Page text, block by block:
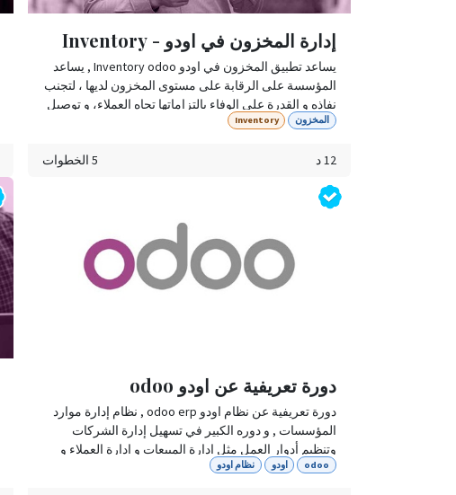
إدارة المخزون في اودو - Inventory
يساعد تطبيق المخزون في اودو Inventory odoo , يساعد
المؤسسة على الرقابة على مستوى المخزون لديها ، لتجنب
نفاذه و القدرة على الوفاء بالتزاماتها تجاه العملاء، و توصيل
طلباتهم في الوقت المحدد.
المخزون Inventory
12 د 5 الخطوات
دورة تعريفية عن اودو odoo
دورة تعريفية عن نظام اودو odoo erp , نظام إدارة موارد
المؤسسات , و دوره الكبير في تسهيل إدارة الشركات
وتنظيم أدوار العمل مثل إدارة المبيعات و إدارة العملاء و
التوقيع الالكتروني و تنظيم موارد الشركة بشكل سهل ..
odoo اودو نظام اودو